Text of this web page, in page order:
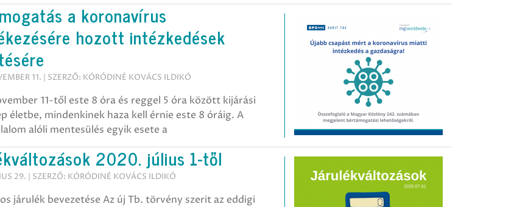
a koronavírus
hozott intézkedések
11. | SZERZŐ: KÓRÓDINÉ KOVÁCS ILDIKÓ
11-től este 8 óra és reggel 5 óra között kijárási
életbe, mindenkinek haza kell érnie este 8 óráig. A
alóli mentesülés egyik esete a
2020. július 1-től
29. | SZERZŐ: KÓRÓDINÉ KOVÁCS ILDIKÓ
járulék bevezetése Az új Tb. törvény szerit az eddigi